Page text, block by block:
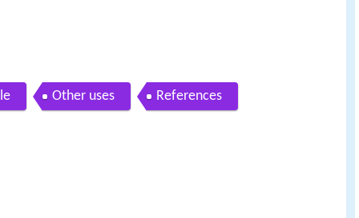
Other uses References